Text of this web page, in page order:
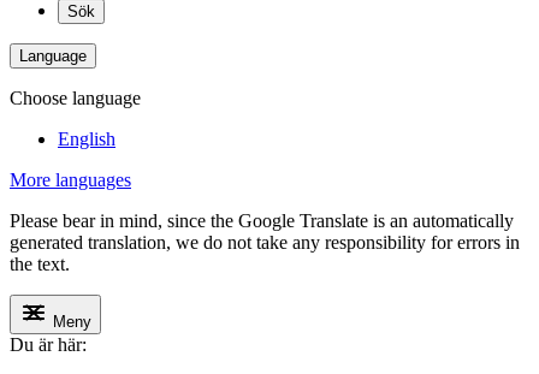
Sök
Language
Choose language
English
More languages
Please bear in mind, since the Google Translate is an automatically
generated translation, we do not take any responsibility for errors in
the text.
Meny
Du är här: